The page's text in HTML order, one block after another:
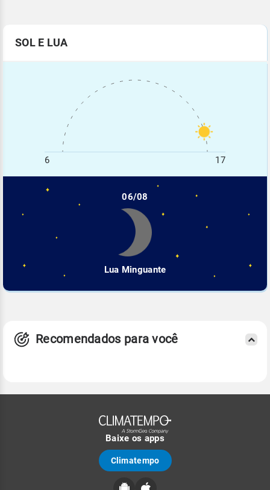
SOL E LUA
6 17
06/08
Lua Minguante
Recomendados para você
Baixe os apps
Climatempo